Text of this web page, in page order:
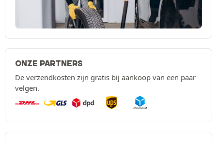
ONZE PARTNERS
De verzendkosten zijn gratis bij aankoop van een paar
velgen.